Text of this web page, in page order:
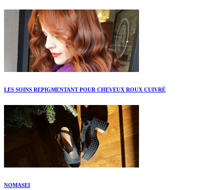
LES SOINS REPIGMENTANT POUR CHEVEUX ROUX CUIVRÉ
NOMASEI